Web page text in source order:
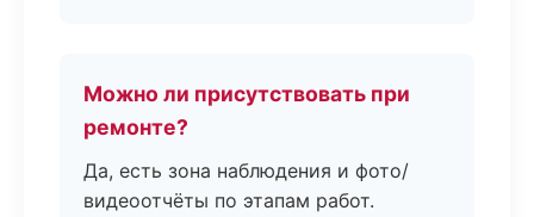
Можно ли присутствовать при
ремонте?
Да, есть зона наблюдения и фото/
видеоотчёты по этапам работ.